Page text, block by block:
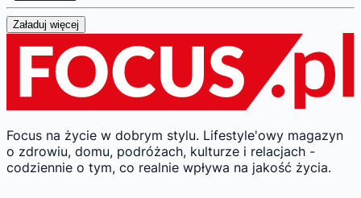
Załaduj więcej
Focus na życie w dobrym stylu. Lifestyle'owy magazyn
o zdrowiu, domu, podróżach, kulturze i relacjach -
codziennie o tym, co realnie wpływa na jakość życia.